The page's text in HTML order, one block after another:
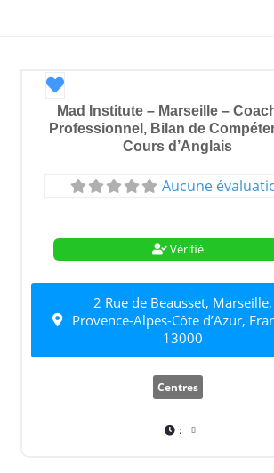
Favori
Mad Institute – Marseille –
Professionnel, Bilan de
Cours d’Anglais
Aucune
Vérifié
2 Rue de Beausset, Marseille,
Provence-Alpes-Côte d’Azur,
13000
Centres
: